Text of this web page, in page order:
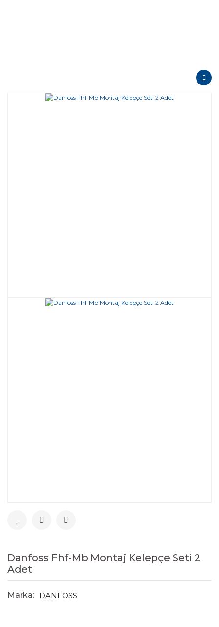
Danfoss Fhf-Mb Montaj Kelepçe Seti 2
Adet
Marka: DANFOSS